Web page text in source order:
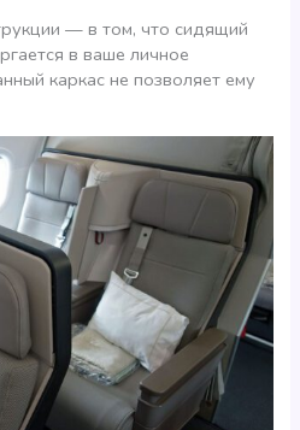
— в том, что сидящий
в ваше личное
каркас не позволяет ему